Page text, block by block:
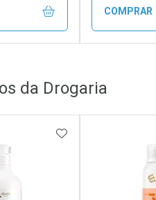
COMPRAR
Por
da Drogaria
ADICIONAR AOS